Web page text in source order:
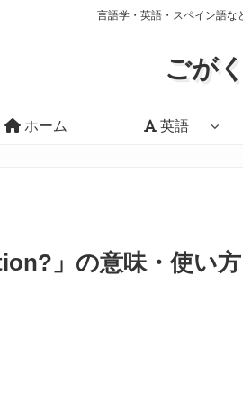
言語学・英語・スペイン語な
ごが
ホーム 英語
」の意味・使い